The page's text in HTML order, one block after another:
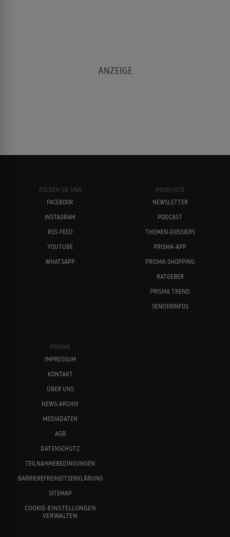
FOLGEN SIE UNS
FACEBOOK
INSTAGRAM
RSS-FEED
YOUTUBE
WHATSAPP
PRODUKTE
NEWSLETTER
PODCAST
THEMEN-DOSSIERS
PRISMA-APP
PRISMA-SHOPPING
RATGEBER
PRISMA TREND
SENDERINFOS
PRISMA
IMPRESSUM
KONTAKT
ÜBER UNS
NEWS-ARCHIV
MEDIADATEN
AGB
DATENSCHUTZ
TEILNAHMEBEDINGUNGEN
BARRIEREFREIHEITSERKLÄRUNG
SITEMAP
COOKIE-EINSTELLUNGEN
VERWALTEN